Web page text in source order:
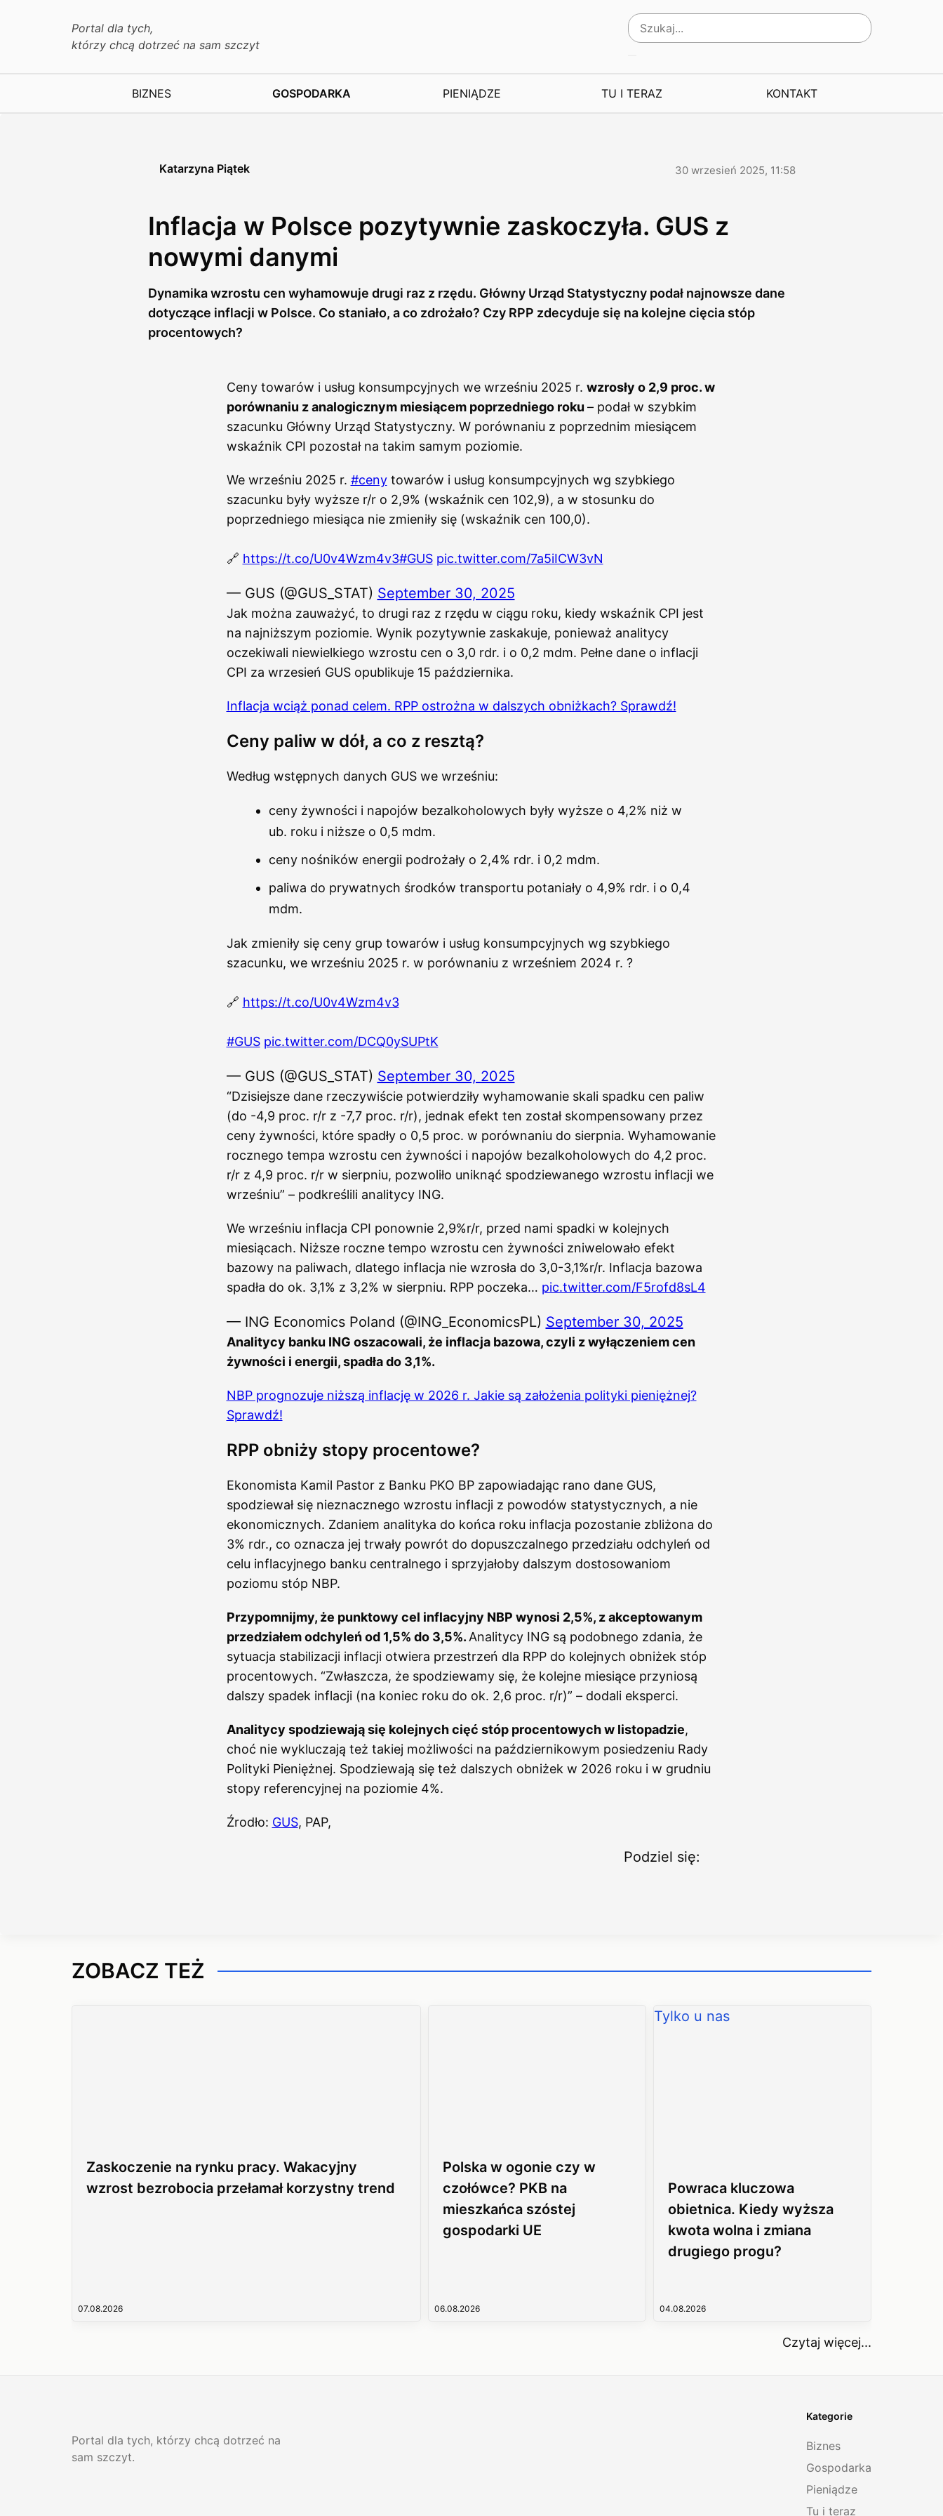
Portal dla tych,
którzy chcą dotrzeć na sam szczyt
BIZNES GOSPODARKA PIENIĄDZE TU I TERAZ KONTAKT
Katarzyna Piątek 30 wrzesień 2025, 11:58
Inflacja w Polsce pozytywnie zaskoczyła. GUS z
nowymi danymi
Dynamika wzrostu cen wyhamowuje drugi raz z rzędu. Główny Urząd Statystyczny podał najnowsze dane
dotyczące inflacji w Polsce. Co staniało, a co zdrożało? Czy RPP zdecyduje się na kolejne cięcia stóp
procentowych?
Ceny towarów i usług konsumpcyjnych we wrześniu 2025 r. wzrosły o 2,9 proc. w
porównaniu z analogicznym miesiącem poprzedniego roku – podał w szybkim
szacunku Główny Urząd Statystyczny. W porównaniu z poprzednim miesiącem
wskaźnik CPI pozostał na takim samym poziomie.
We wrześniu 2025 r. #cenytowarów i usług konsumpcyjnych wg szybkiego
szacunku były wyższe r/r o 2,9% (wskaźnik cen 102,9), a w stosunku do
poprzedniego miesiąca nie zmieniły się (wskaźnik cen 100,0).
🔗 https://t.co/U0v4Wzm4v3#GUS pic.twitter.com/7a5iICW3vN
— GUS (@GUS_STAT) September 30, 2025
Jak można zauważyć, to drugi raz z rzędu w ciągu roku, kiedy wskaźnik CPI jest
na najniższym poziomie. Wynik pozytywnie zaskakuje, ponieważ analitycy
oczekiwali niewielkiego wzrostu cen o 3,0 rdr. i o 0,2 mdm. Pełne dane o inflacji
CPI za wrzesień GUS opublikuje 15 października.
Inflacja wciąż ponad celem. RPP ostrożna w dalszych obniżkach? Sprawdź!
Ceny paliw w dół, a co z resztą?
Według wstępnych danych GUS we wrześniu:
ceny żywności i napojów bezalkoholowych były wyższe o 4,2% niż w
ub. roku i niższe o 0,5 mdm.
ceny nośników energii podrożały o 2,4% rdr. i 0,2 mdm.
paliwa do prywatnych środków transportu potaniały o 4,9% rdr. i o 0,4
mdm.
Jak zmieniły się ceny grup towarów i usług konsumpcyjnych wg szybkiego
szacunku, we wrześniu 2025 r. w porównaniu z wrześniem 2024 r. ?
🔗 https://t.co/U0v4Wzm4v3
#GUS pic.twitter.com/DCQ0ySUPtK
— GUS (@GUS_STAT) September 30, 2025
“Dzisiejsze dane rzeczywiście potwierdziły wyhamowanie skali spadku cen paliw
(do -4,9 proc. r/r z -7,7 proc. r/r), jednak efekt ten został skompensowany przez
ceny żywności, które spadły o 0,5 proc. w porównaniu do sierpnia. Wyhamowanie
rocznego tempa wzrostu cen żywności i napojów bezalkoholowych do 4,2 proc.
r/r z 4,9 proc. r/r w sierpniu, pozwoliło uniknąć spodziewanego wzrostu inflacji we
wrześniu” – podkreślili analitycy ING.
We wrześniu inflacja CPI ponownie 2,9%r/r, przed nami spadki w kolejnych
miesiącach. Niższe roczne tempo wzrostu cen żywności zniwelowało efekt
bazowy na paliwach, dlatego inflacja nie wzrosła do 3,0-3,1%r/r. Inflacja bazowa
spadła do ok. 3,1% z 3,2% w sierpniu. RPP poczeka… pic.twitter.com/F5rofd8sL4
— ING Economics Poland (@ING_EconomicsPL) September 30, 2025
Analitycy banku ING oszacowali, że inflacja bazowa, czyli z wyłączeniem cen
żywności i energii, spadła do 3,1%.
NBP prognozuje niższą inflację w 2026 r. Jakie są założenia polityki pieniężnej?
Sprawdź!
RPP obniży stopy procentowe?
Ekonomista Kamil Pastor z Banku PKO BP zapowiadając rano dane GUS,
spodziewał się nieznacznego wzrostu inflacji z powodów statystycznych, a nie
ekonomicznych. Zdaniem analityka do końca roku inflacja pozostanie zbliżona do
3% rdr., co oznacza jej trwały powrót do dopuszczalnego przedziału odchyleń od
celu inflacyjnego banku centralnego i sprzyjałoby dalszym dostosowaniom
poziomu stóp NBP.
Przypomnijmy, że punktowy cel inflacyjny NBP wynosi 2,5%, z akceptowanym
przedziałem odchyleń od 1,5% do 3,5%. Analitycy ING są podobnego zdania, że
sytuacja stabilizacji inflacji otwiera przestrzeń dla RPP do kolejnych obniżek stóp
procentowych. “Zwłaszcza, że spodziewamy się, że kolejne miesiące przyniosą
dalszy spadek inflacji (na koniec roku do ok. 2,6 proc. r/r)” – dodali eksperci.
Analitycy spodziewają się kolejnych cięć stóp procentowych w listopadzie,
choć nie wykluczają też takiej możliwości na październikowym posiedzeniu Rady
Polityki Pieniężnej. Spodziewają się też dalszych obniżek w 2026 roku i w grudniu
stopy referencyjnej na poziomie 4%.
Źrodło: GUS, PAP,
Podziel się:
ZOBACZ TEŻ
Zaskoczenie na rynku pracy. Wakacyjny
wzrost bezrobocia przełamał korzystny trend
07.08.2026
Polska w ogonie czy w
czołówce? PKB na
mieszkańca szóstej
gospodarki UE
06.08.2026
Tylko u nas
Powraca kluczowa
obietnica. Kiedy wyższa
kwota wolna i zmiana
drugiego progu?
04.08.2026
Czytaj więcej...
Portal dla tych, którzy chcą dotrzeć na
sam szczyt.
Kategorie
Biznes
Gospodarka
Pieniądze
Tu i teraz